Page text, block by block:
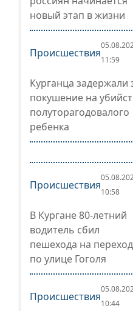
новый этап в жизни
Происшествия
11:59
Курганца задержали
покушение на
полуторагодовалого
ребенка
Происшествия
10:58
В Кургане 80-летний
водитель сбил
пешехода на
по улице Гоголя
Происшествия
10:44